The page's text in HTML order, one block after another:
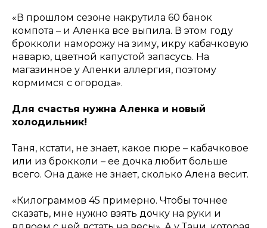
«В прошлом сезоне накрутила 60 банок
компота – и Аленка все выпила. В этом году
брокколи наморожу на зиму, икру кабачковую
наварю, цветной капустой запасусь. На
магазинное у Аленки аллергия, поэтому
кормимся с огорода».
Для счастья нужна Аленка и новый
холодильник!
Таня, кстати, не знает, какое пюре – кабачковое
или из брокколи – ее дочка любит больше
всего. Она даже не знает, сколько Алена весит.
«Килограммов 45 примерно. Чтобы точнее
сказать, мне нужно взять дочку на руки и